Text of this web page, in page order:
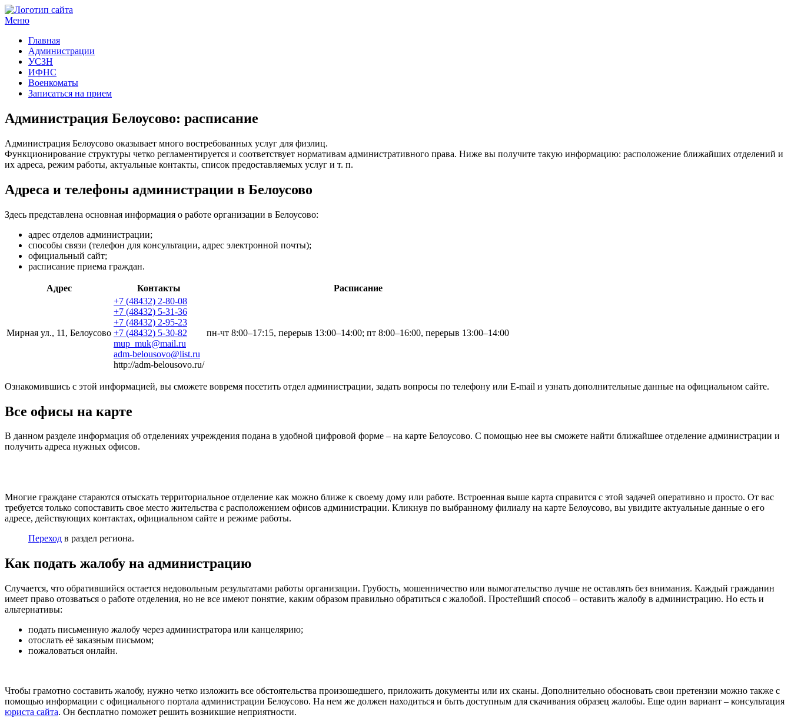
Меню
Главная
Администрации
УСЗН
ИФНС
Военкоматы
Записаться на прием
Администрация Белоусово: расписание
Администрация Белоусово оказывает много востребованных услуг для физлиц.
Функционирование структуры четко регламентируется и соответствует нормативам административного права. Ниже вы получите такую информацию: расположение ближайших отделений и
их адреса, режим работы, актуальные контакты, список предоставляемых услуг и т. п.
Адреса и телефоны администрации в Белоусово
Здесь представлена основная информация о работе организации в Белоусово:
адрес отделов администрации;
способы связи (телефон для консультации, адрес электронной почты);
официальный сайт;
расписание приема граждан.
Адрес Контакты Расписание
Мирная ул., 11, Белоусово
+7 (48432) 2-80-08
+7 (48432) 5-31-36
+7 (48432) 2-95-23
+7 (48432) 5-30-82
mup_muk@mail.ru
adm-belousovo@list.ru
http://adm-belousovo.ru/
пн-чт 8:00–17:15, перерыв 13:00–14:00; пт 8:00–16:00, перерыв 13:00–14:00
Ознакомившись с этой информацией, вы сможете вовремя посетить отдел администрации, задать вопросы по телефону или E-mail и узнать дополнительные данные на официальном сайте.
Все офисы на карте
В данном разделе информация об отделениях учреждения подана в удобной цифровой форме – на карте Белоусово. С помощью нее вы сможете найти ближайшее отделение администрации и
получить адреса нужных офисов.
Многие граждане стараются отыскать территориальное отделение как можно ближе к своему дому или работе. Встроенная выше карта справится с этой задачей оперативно и просто. От вас
требуется только сопоставить свое место жительства с расположением офисов администрации. Кликнув по выбранному филиалу на карте Белоусово, вы увидите актуальные данные о его
адресе, действующих контактах, официальном сайте и режиме работы.
Переход в раздел региона.
Как подать жалобу на администрацию
Случается, что обратившийся остается недовольным результатами работы организации. Грубость, мошенничество или вымогательство лучше не оставлять без внимания. Каждый гражданин
имеет право отозваться о работе отделения, но не все имеют понятие, каким образом правильно обратиться с жалобой. Простейший способ – оставить жалобу в администрацию. Но есть и
альтернативы:
подать письменную жалобу через администратора или канцелярию;
отослать её заказным письмом;
пожаловаться онлайн.
Чтобы грамотно составить жалобу, нужно четко изложить все обстоятельства произошедшего, приложить документы или их сканы. Дополнительно обосновать свои претензии можно также с
помощью информации с официального портала администрации Белоусово. На нем же должен находиться и быть доступным для скачивания образец жалобы. Еще один вариант – консультация
юриста сайта. Он бесплатно поможет решить возникшие неприятности.